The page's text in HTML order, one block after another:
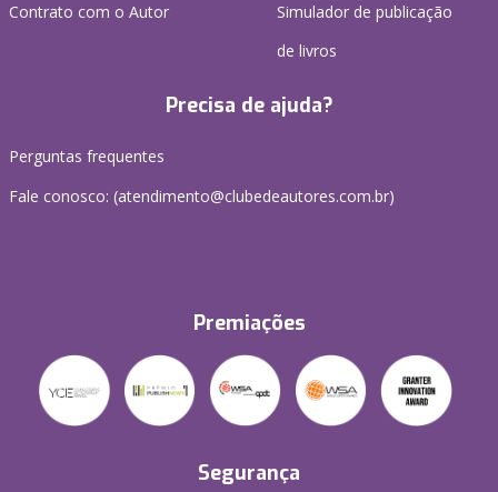
Contrato com o Autor
Simulador de publicação
de livros
Precisa de ajuda?
Perguntas frequentes
Fale conosco: (atendimento@clubedeautores.com.br)
Premiações
Segurança